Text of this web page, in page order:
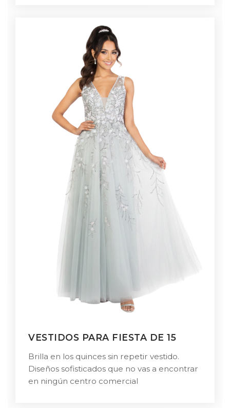
VESTIDOS PARA FIESTA DE 15
Brilla en los quinces sin repetir vestido.
Diseños sofisticados que no vas a encontrar
en ningún centro comercial